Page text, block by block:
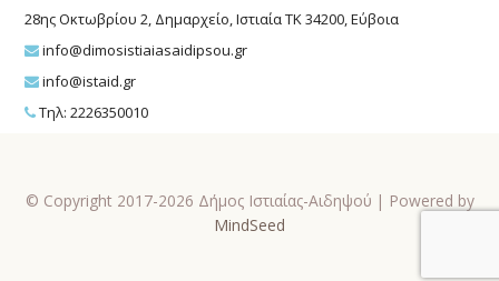
28ης Οκτωβρίου 2, Δημαρχείο, Ιστιαία ΤΚ 34200, Εύβοια
info@dimosistiaiasaidipsou.gr
info@istaid.gr
Τηλ: 2226350010
© Copyright 2017-2026 Δήμος Ιστιαίας-Αιδηψού | Powered by
MindSeed